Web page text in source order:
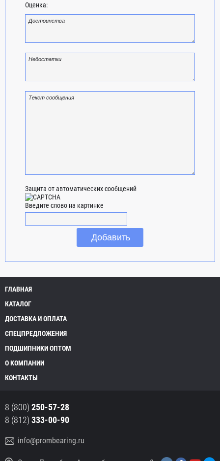
Оценка:
Защита от автоматических сообщений
Введите слово на картинке
ГЛАВНАЯ
КАТАЛОГ
ДОСТАВКА И ОПЛАТА
СПЕЦПРЕДЛОЖЕНИЯ
ПОДШИПНИКИ ОПТОМ
О КОМПАНИИ
КОНТАКТЫ
8 (800) 250-57-28
8 (812) 333-00-90
info@prombearing.ru